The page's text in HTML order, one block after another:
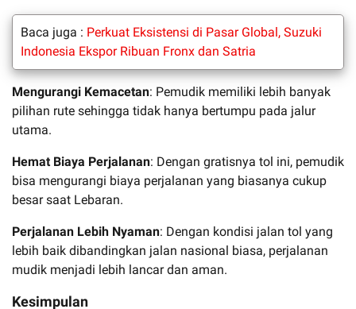
Baca juga : Perkuat Eksistensi di Pasar Global, Suzuki
Indonesia Ekspor Ribuan Fronx dan Satria
Mengurangi Kemacetan: Pemudik memiliki lebih banyak
pilihan rute sehingga tidak hanya bertumpu pada jalur
utama.
Hemat Biaya Perjalanan: Dengan gratisnya tol ini, pemudik
bisa mengurangi biaya perjalanan yang biasanya cukup
besar saat Lebaran.
Perjalanan Lebih Nyaman: Dengan kondisi jalan tol yang
lebih baik dibandingkan jalan nasional biasa, perjalanan
mudik menjadi lebih lancar dan aman.
Kesimpulan